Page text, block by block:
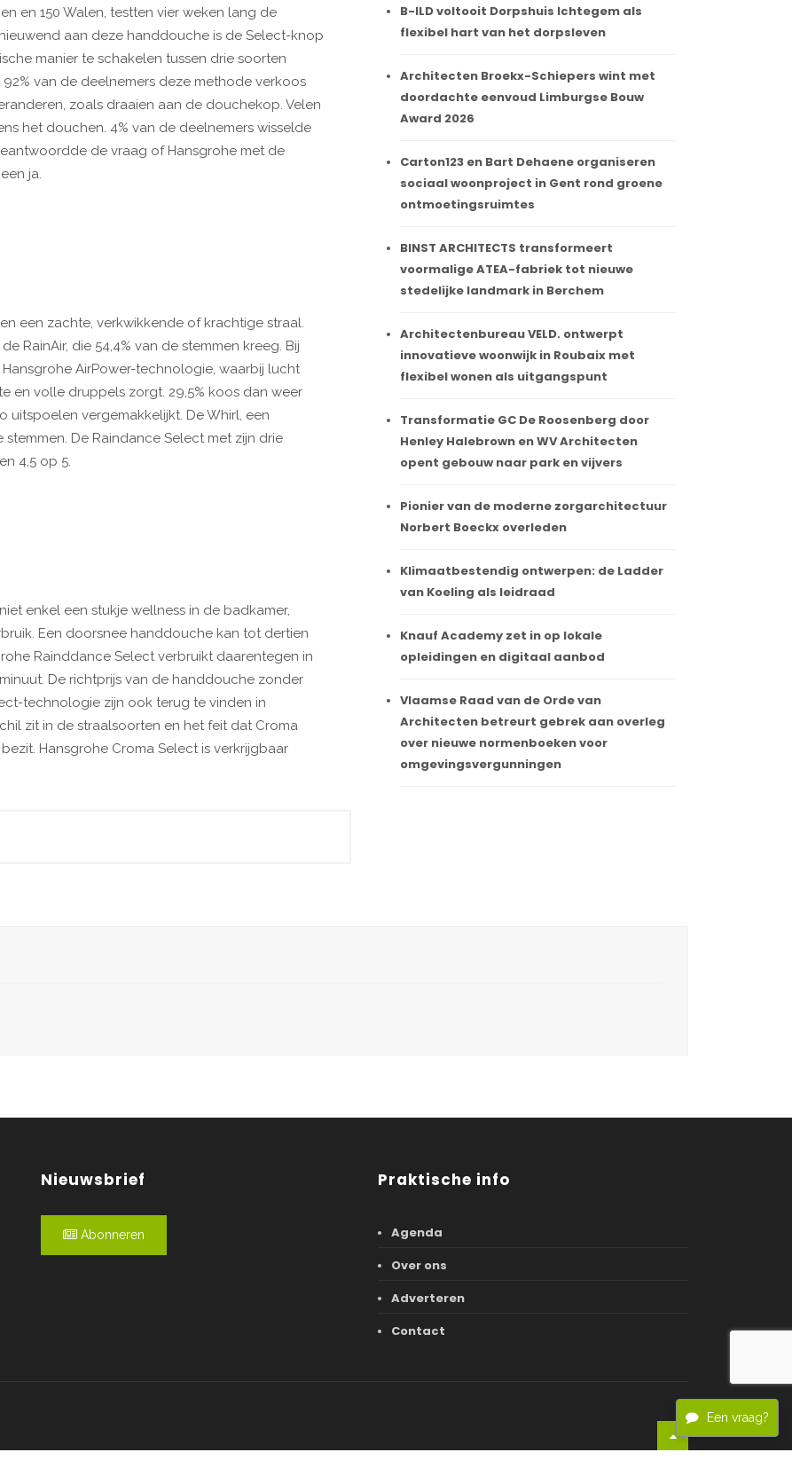
Een vraag?
en 150 Walen, testten vier weken lang de
aan deze handdouche is de Select-knop
manier te schakelen tussen drie soorten
van de deelnemers deze methode verkoos
zoals draaien aan de douchekop. Velen
het douchen. 4% van de deelnemers wisselde
de vraag of Hansgrohe met de
ja.
een zachte, verkwikkende of krachtige straal.
RainAir, die 54,4% van de stemmen kreeg. Bij
AirPower-technologie, waarbij lucht
en volle druppels zorgt. 29,5% koos dan weer
uitspoelen vergemakkelijkt. De Whirl, een
De Raindance Select met zijn drie
4,5 op 5.
enkel een stukje wellness in de badkamer,
Een doorsnee handdouche kan tot dertien
Rainddance Select verbruikt daarentegen in
De richtprijs van de handdouche zonder
technologie zijn ook terug te vinden in
zit in de straalsoorten en het feit dat Croma
Hansgrohe Croma Select is verkrijgbaar
B-ILD voltooit Dorpshuis Ichtegem als
flexibel hart van het dorpsleven
Architecten Broekx-Schiepers wint met
doordachte eenvoud Limburgse Bouw
Award 2026
Carton123 en Bart Dehaene organiseren
sociaal woonproject in Gent rond groene
ontmoetingsruimtes
BINST ARCHITECTS transformeert
voormalige ATEA-fabriek tot nieuwe
stedelijke landmark in Berchem
Architectenbureau VELD. ontwerpt
innovatieve woonwijk in Roubaix met
flexibel wonen als uitgangspunt
Transformatie GC De Roosenberg door
Henley Halebrown en WV Architecten
opent gebouw naar park en vijvers
Pionier van de moderne zorgarchitectuur
Norbert Boeckx overleden
Klimaatbestendig ontwerpen: de Ladder
van Koeling als leidraad
Knauf Academy zet in op lokale
opleidingen en digitaal aanbod
Vlaamse Raad van de Orde van
Architecten betreurt gebrek aan overleg
over nieuwe normenboeken voor
omgevingsvergunningen
Nieuwsbrief
Abonneren
Praktische info
Agenda
Over ons
Adverteren
Contact